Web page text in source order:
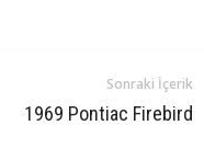
Sonraki İçerik
1969 Pontiac Firebird